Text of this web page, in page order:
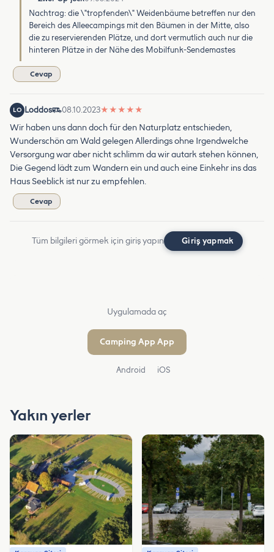
Nachtrag: die \"tropfenden\" Weidenbäume betreffen nur den
Bereich des Alleecampings mit den Bäumen in der Mitte, also
die zu reservierenden Plätze, und dort vermutlich auch nur die
hinteren Plätze in der Nähe des Mobilfunk-Sendemastes
Cevap
LO Loddos 08.10.2023★ ★ ★ ★ ★
Wir haben uns dann doch für den Naturplatz entschieden,
Wunderschön am Wald gelegen Allerdings ohne Irgendwelche
Versorgung war aber nicht schlimm da wir autark stehen können,
Die Gegend lädt zum Wandern ein und auch eine Einkehr ins das
Haus Seeblick ist nur zu empfehlen.
Cevap
Tüm bilgileri görmek için giriş yapın Giriş yapmak
Uygulamada aç
Camping App App
Android iOS
Yakın yerler